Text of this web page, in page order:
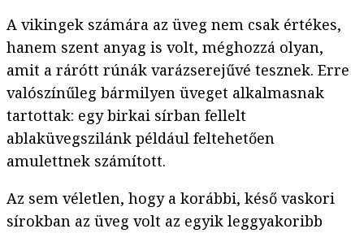
A vikingek számára az üveg nem csak értékes,
hanem szent anyag is volt, méghozzá olyan,
amit a rárótt rúnák varázserejűvé tesznek. Erre
valószínűleg bármilyen üveget alkalmasnak
tartottak: egy birkai sírban fellelt
ablaküvegszilánk például feltehetően
amulettnek számított.
Az sem véletlen, hogy a korábbi, késő vaskori
sírokban az üveg volt az egyik leggyakoribb